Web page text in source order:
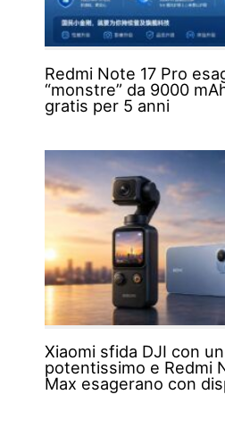
Redmi Note 17 Pro
“monstre” da 9000
gratis per 5 anni
Xiaomi sfida DJI con
potentissimo e Redmi
Max esagerano con